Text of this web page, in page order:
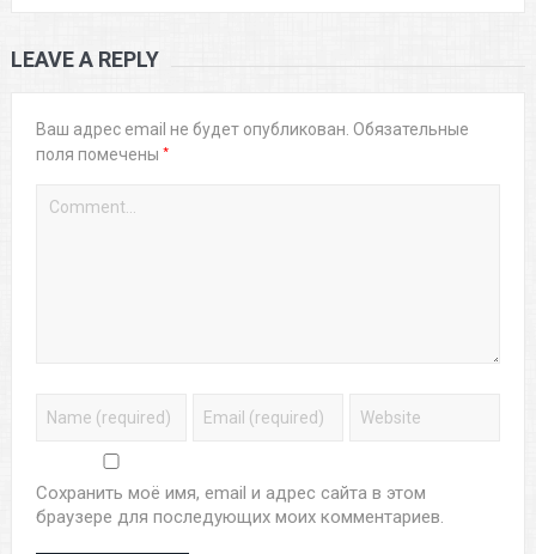
LEAVE A REPLY
Ваш адрес email не будет опубликован. Обязательные
поля помечены *
Сохранить моё имя, email и адрес сайта в этом
браузере для последующих моих комментариев.